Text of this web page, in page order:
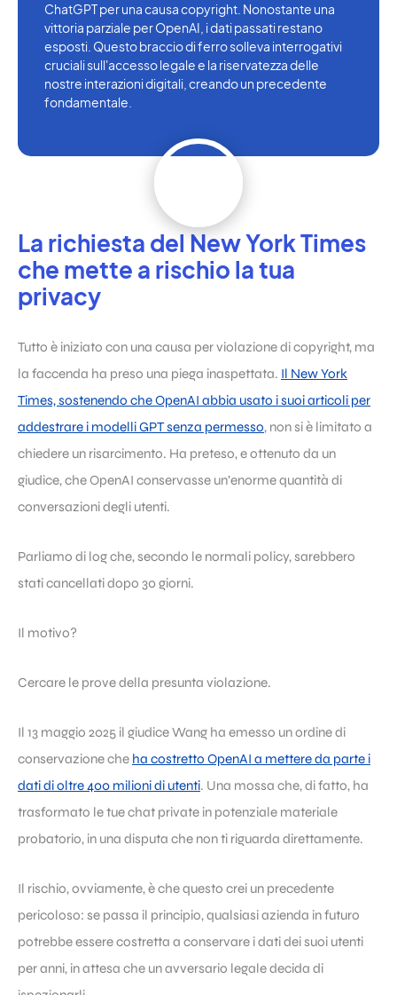
ChatGPT per una causa copyright. Nonostante una
vittoria parziale per OpenAI, i dati passati restano
esposti. Questo braccio di ferro solleva interrogativi
cruciali sull'accesso legale e la riservatezza delle
nostre interazioni digitali, creando un precedente
fondamentale.
La richiesta del New York Times
che mette a rischio la tua
privacy
Tutto è iniziato con una causa per violazione di copyright, ma
la faccenda ha preso una piega inaspettata. Il New York
Times, sostenendo che OpenAI abbia usato i suoi articoli per
addestrare i modelli GPT senza permesso, non si è limitato a
chiedere un risarcimento. Ha preteso, e ottenuto da un
giudice, che OpenAI conservasse un’enorme quantità di
conversazioni degli utenti.
Parliamo di log che, secondo le normali policy, sarebbero
stati cancellati dopo 30 giorni.
Il motivo?
Cercare le prove della presunta violazione.
Il 13 maggio 2025 il giudice Wang ha emesso un ordine di
conservazione che ha costretto OpenAI a mettere da parte i
dati di oltre 400 milioni di utenti. Una mossa che, di fatto, ha
trasformato le tue chat private in potenziale materiale
probatorio, in una disputa che non ti riguarda direttamente.
Il rischio, ovviamente, è che questo crei un precedente
pericoloso: se passa il principio, qualsiasi azienda in futuro
potrebbe essere costretta a conservare i dati dei suoi utenti
per anni, in attesa che un avversario legale decida di